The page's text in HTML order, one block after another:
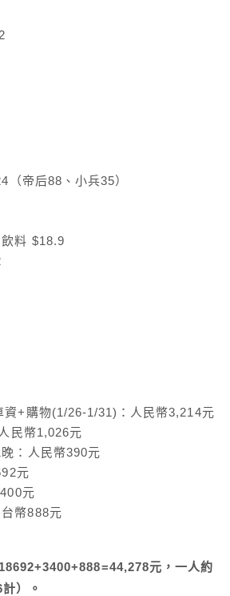
（帝后88、小兵35）
料 $18.9
資+購物(1/26-1/31)：人民幣3,214元
民幣1 ,026元
：人民幣390元
元
元
幣888元
元，一人約
）。